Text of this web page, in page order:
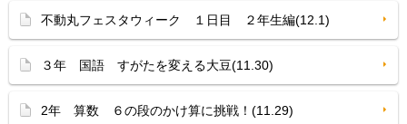
不動丸フェスタウィーク １日目 ２年生編(12.1)
３年 国語 すがたを変える大豆(11.30)
2年 算数 ６の段のかけ算に挑戦！(11.29)